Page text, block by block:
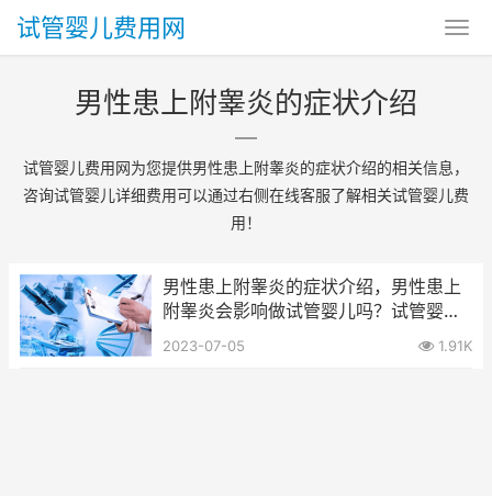
试管婴儿费用网
男性患上附睾炎的症状介绍
试管婴儿费用网为您提供男性患上附睾炎的症状介绍的相关信息，
咨询试管婴儿详细费用可以通过右侧在线客服了解相关试管婴儿费
用！
男性患上附睾炎的症状介绍，男性患上
附睾炎会影响做试管婴儿吗？试管婴儿
需要多少钱？
2023-07-05 1.91K